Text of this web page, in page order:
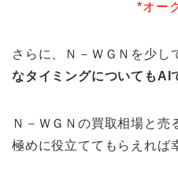
*オー
さらに、Ｎ－ＷＧＮを少し
なタイミングについてもAI
Ｎ－ＷＧＮの買取相場と売
極めに役立ててもらえれば